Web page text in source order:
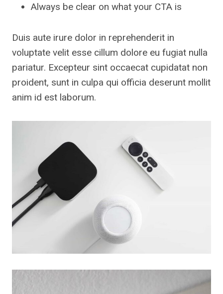
Always be clear on what your CTA is
Duis aute irure dolor in reprehenderit in
voluptate velit esse cillum dolore eu fugiat nulla
pariatur. Excepteur sint occaecat cupidatat non
proident, sunt in culpa qui officia deserunt mollit
anim id est laborum.